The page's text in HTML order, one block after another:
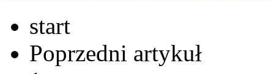
start
Poprzedni artykuł